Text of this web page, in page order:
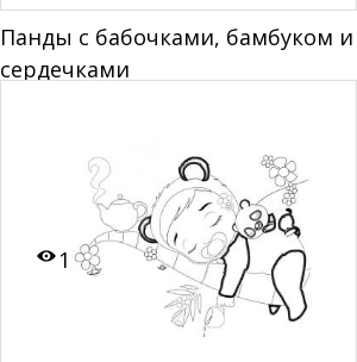
Панды с бабочками, бамбуком и
сердечками
1